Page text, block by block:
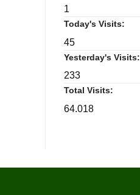
1
Today's Visits:
45
Yesterday's Visits:
233
Total Visits:
64.018